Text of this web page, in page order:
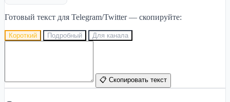
Готовый текст для Telegram/Twitter — скопируйте:
Короткий Подробный Для канала
📋 Скопировать текст